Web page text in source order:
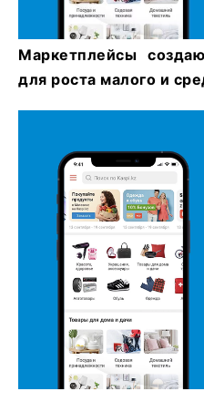
Маркетплейсы
для роста малого и